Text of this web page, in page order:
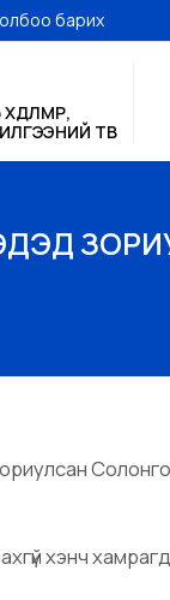
барих
ТӨВ
хэнч